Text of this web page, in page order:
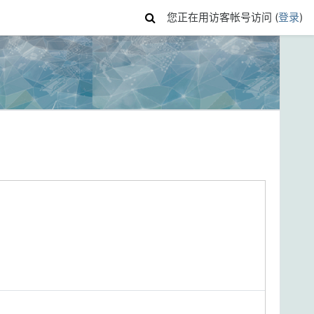
您正在用访客帐号访问 (登录)